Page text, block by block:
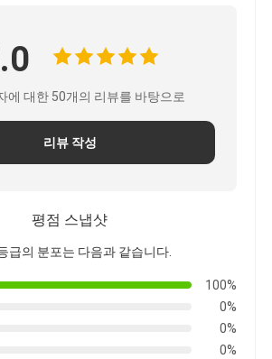
에 대한 50개의 리뷰를 바탕으로
리뷰 작성
평점 스냅샷
급의 분포는 다음과 같습니다.
100%
0%
0%
0%